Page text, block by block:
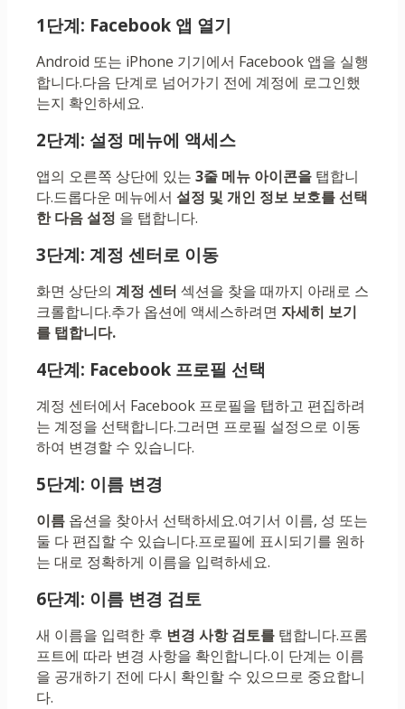
1단계: Facebook 앱 열기
Android 또는 iPhone 기기에서 Facebook 앱을 실행
합니다.다음 단계로 넘어가기 전에 계정에 로그인했
는지 확인하세요.
2단계: 설정 메뉴에 액세스
앱의 오른쪽 상단에 있는 3줄 메뉴 아이콘을 탭합니
다.드롭다운 메뉴에서 설정 및 개인 정보 보호를 선택
한 다음설정 을 탭합니다.
3단계: 계정 센터로 이동
화면 상단의 계정 센터 섹션을 찾을 때까지 아래로 스
크롤합니다.추가 옵션에 액세스하려면 자세히 보기
를 탭합니다.
4단계: Facebook 프로필 선택
계정 센터에서 Facebook 프로필을 탭하고 편집하려
는 계정을 선택합니다.그러면 프로필 설정으로 이동
하여 변경할 수 있습니다.
5단계: 이름 변경
이름 옵션을 찾아서 선택하세요.여기서 이름, 성 또는
둘 다 편집할 수 있습니다.프로필에 표시되기를 원하
는 대로 정확하게 이름을 입력하세요.
6단계: 이름 변경 검토
새 이름을 입력한 후 변경 사항 검토를 탭합니다.프롬
프트에 따라 변경 사항을 확인합니다.이 단계는 이름
을 공개하기 전에 다시 확인할 수 있으므로 중요합니
다.